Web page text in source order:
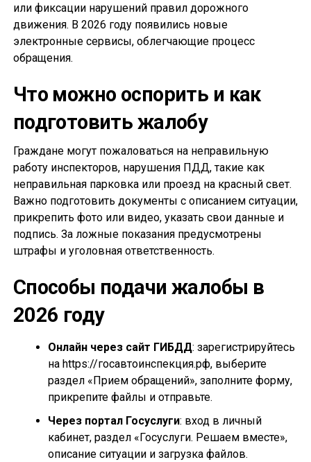
или фиксации нарушений правил дорожного
движения. В 2026 году появились новые
электронные сервисы, облегчающие процесс
обращения.
Что можно оспорить и как
подготовить жалобу
Граждане могут пожаловаться на неправильную
работу инспекторов, нарушения ПДД, такие как
неправильная парковка или проезд на красный свет.
Важно подготовить документы с описанием ситуации,
прикрепить фото или видео, указать свои данные и
подпись. За ложные показания предусмотрены
штрафы и уголовная ответственность.
Способы подачи жалобы в
2026 году
Онлайн через сайт ГИБДД: зарегистрируйтесь
на https://госавтоинспекция.рф, выберите
раздел «Прием обращений», заполните форму,
прикрепите файлы и отправьте.
Через портал Госуслуги: вход в личный
кабинет, раздел «Госуслуги. Решаем вместе»,
описание ситуации и загрузка файлов.